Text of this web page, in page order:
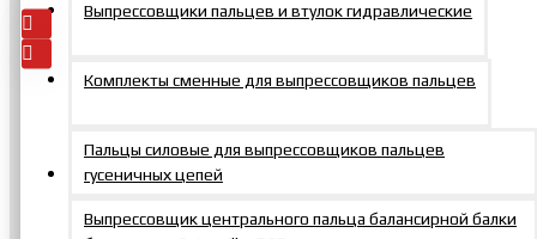
Выпрессовщики пальцев и втулок гидравлические
Комплекты сменные для выпрессовщиков пальцев
Пальцы силовые для выпрессовщиков пальцев
гусеничных цепей
Выпрессовщик центрального пальца балансирной балки
Контакты